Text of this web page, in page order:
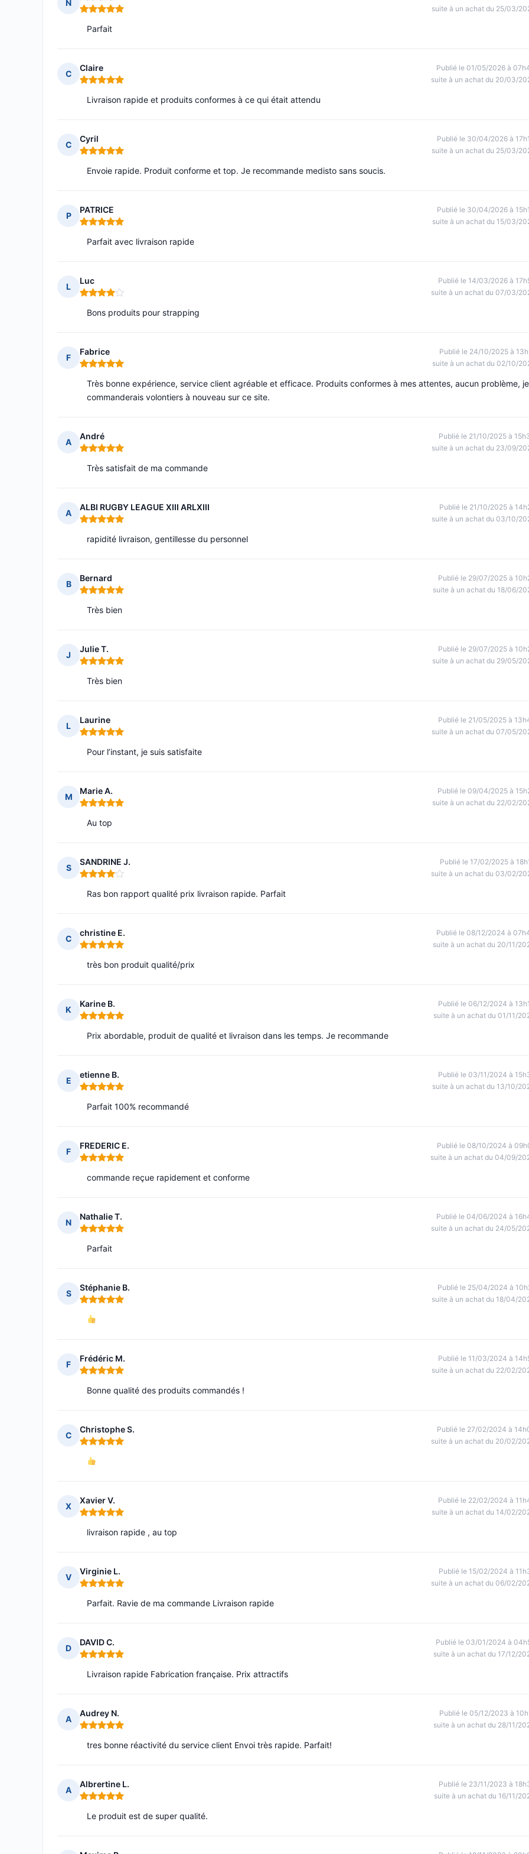
N
Note : 5 sur 5
suite à un achat du 25/03/
Parfait
C
Claire
Note : 5 sur 5
Publié le 01/05/2026 à
suite à un achat du 20/03/
Livraison rapide et produits conformes à ce qui était attendu
C
Cyril
Note : 5 sur 5
Publié le 30/04/2026 à
suite à un achat du 25/03/
Envoie rapide. Produit conforme et top. Je recommande medisto sans soucis.
P
PATRICE
Note : 5 sur 5
Publié le 30/04/2026 à
suite à un achat du 15/03/
Parfait avec livraison rapide
L
Luc
Note : 4 sur 5
Publié le 14/03/2026 à
suite à un achat du 07/03/
Bons produits pour strapping
F
Fabrice
Note : 5 sur 5
Publié le 24/10/2025 à
suite à un achat du 02/10/
Très bonne expérience, service client agréable et efficace. Produits conformes à mes attentes, aucun problème, je
commanderais volontiers à nouveau sur ce site.
A
André
Note : 5 sur 5
Publié le 21/10/2025 à
suite à un achat du 23/09/
Très satisfait de ma commande
A
ALBI RUGBY LEAGUE XIII ARLXIII
Note : 5 sur 5
Publié le 21/10/2025 à
suite à un achat du 03/10/
rapidité livraison, gentillesse du personnel
B
Bernard
Note : 5 sur 5
Publié le 29/07/2025 à
suite à un achat du 18/06/
Très bien
J
Julie T.
Note : 5 sur 5
Publié le 29/07/2025 à
suite à un achat du 29/05/
Très bien
L
Laurine
Note : 5 sur 5
Publié le 21/05/2025 à
suite à un achat du 07/05/
Pour l’instant, je suis satisfaite
M
Marie A.
Note : 5 sur 5
Publié le 09/04/2025 à
suite à un achat du 22/02/
Au top
S
SANDRINE J.
Note : 4 sur 5
Publié le 17/02/2025 à
suite à un achat du 03/02/
Ras bon rapport qualité prix livraison rapide. Parfait
C
christine E.
Note : 5 sur 5
Publié le 08/12/2024 à
suite à un achat du 20/11/
très bon produit qualité/prix
K
Karine B.
Note : 5 sur 5
Publié le 06/12/2024 à
suite à un achat du 01/11/
Prix abordable, produit de qualité et livraison dans les temps. Je recommande
E
etienne B.
Note : 5 sur 5
Publié le 03/11/2024 à
suite à un achat du 13/10/
Parfait 100% recommandé
F
FREDERIC E.
Note : 5 sur 5
Publié le 08/10/2024 à
suite à un achat du 04/09/
commande reçue rapidement et conforme
N
Nathalie T.
Note : 5 sur 5
Publié le 04/06/2024 à
suite à un achat du 24/05/
Parfait
S
Stéphanie B.
Note : 5 sur 5
Publié le 25/04/2024 à
suite à un achat du 18/04/
F
Frédéric M.
Note : 5 sur 5
Publié le 11/03/2024 à
suite à un achat du 22/02/
Bonne qualité des produits commandés !
C
Christophe S.
Note : 5 sur 5
Publié le 27/02/2024 à
suite à un achat du 20/02/
X
Xavier V.
Note : 5 sur 5
Publié le 22/02/2024 à
suite à un achat du 14/02/
livraison rapide , au top
V
Virginie L.
Note : 5 sur 5
Publié le 15/02/2024 à
suite à un achat du 06/02/
Parfait. Ravie de ma commande Livraison rapide
D
DAVID C.
Note : 5 sur 5
Publié le 03/01/2024 à
suite à un achat du 17/12/
Livraison rapide Fabrication française. Prix attractifs
A
Audrey N.
Note : 5 sur 5
Publié le 05/12/2023 à
suite à un achat du 28/11/
tres bonne réactivité du service client Envoi très rapide. Parfait!
A
Albrertine L.
Note : 5 sur 5
Publié le 23/11/2023 à
suite à un achat du 16/11/
Le produit est de super qualité.